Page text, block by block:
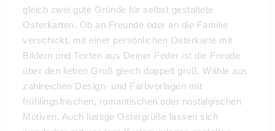
gleich zwei gute Gründe für selbst gestaltete
Osterkarten. Ob an Freunde oder an die Familie
verschickt, mit einer persönlichen Osterkarte mit
Bildern und Texten aus Deiner Feder ist die Freude
über den lieben Gruß gleich doppelt groß. Wähle aus
zahlreichen Design- und Farbvorlagen mit
frühlingsfrischen, romantischen oder nostalgischen
Motiven. Auch lustige Ostergrüße lassen sich